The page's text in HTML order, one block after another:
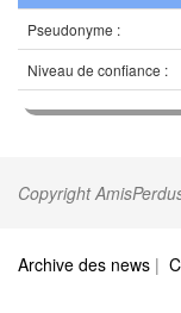
Pseudonyme :
Niveau de confiance :
Copyright
Archive des news |